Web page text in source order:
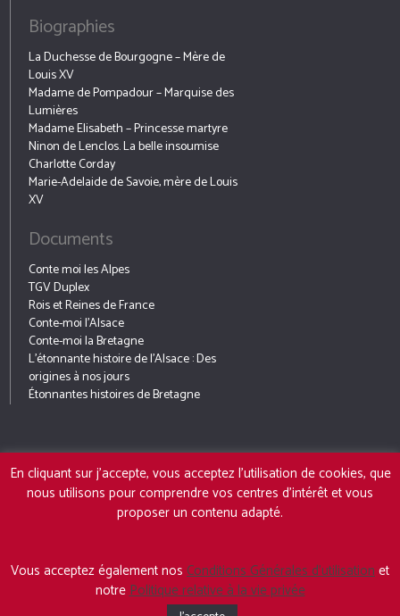
Biographies
La Duchesse de Bourgogne – Mère de
Louis XV
Madame de Pompadour – Marquise des
Lumières
Madame Elisabeth – Princesse martyre
Ninon de Lenclos. La belle insoumise
Charlotte Corday
Marie-Adelaide de Savoie, mère de Louis
XV
Documents
Conte moi les Alpes
TGV Duplex
Rois et Reines de France
Conte-moi l’Alsace
Conte-moi la Bretagne
L’étonnante histoire de l’Alsace : Des
origines à nos jours
Étonnantes histoires de Bretagne
ACCUEIL L’AUTEUR LIVRES ACTUALITÉS
MON
BLOG
PRESSE ALSACE
Conditions Générales d'utilisation - Charte de confidentialité -
Contact © Copyright 2026 Martial Debriffe – Ecrivain.
En cliquant sur j'accepte, vous acceptez l'utilisation de cookies, que
nous utilisons pour comprendre vos centres d'intérêt et vous
proposer un contenu adapté.
Vous acceptez également nos Conditions Générales d’utilisationet
notrePolitique relative à la vie privée